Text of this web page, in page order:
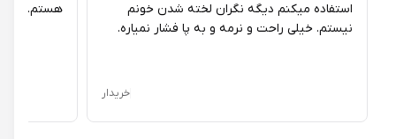
استفاده میکنم دیگه نگران لخته شدن خونم
نیستم. خیلی راحت و نرمه و به پا فشار نمیاره.
خریدار
هستم.